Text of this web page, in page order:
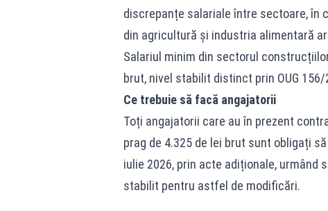
discrepanțe salariale între sectoare, în
din agricultură și industria alimentară
Salariul minim din sectorul
brut, nivel stabilit distinct prin OUG 156/
Ce trebuie să facă angajatorii
Toți angajatorii care au în prezent
prag de 4.325 de lei brut sunt obligați
iulie 2026, prin acte adiționale, urmând
stabilit pentru astfel de modificări.